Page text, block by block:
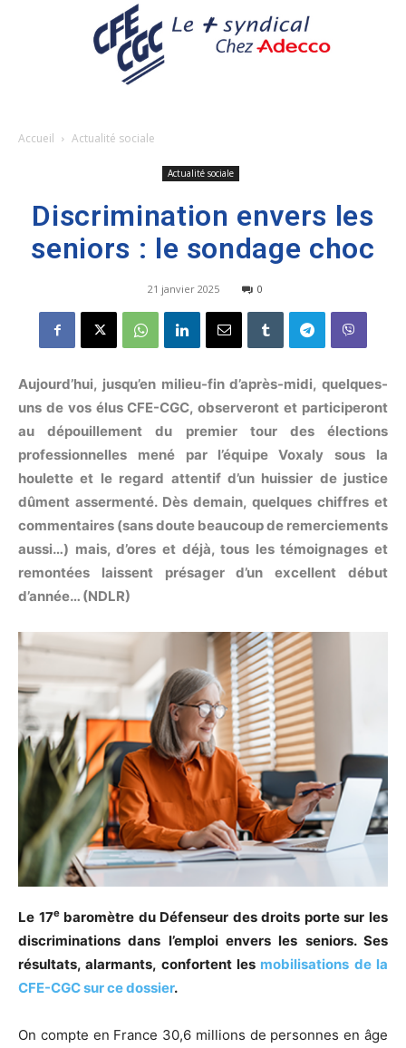
Accueil Actualité sociale
Actualité sociale
Discrimination envers les
seniors : le sondage choc
21 janvier 2025 0
Aujourd’hui, jusqu’en milieu-fin d’après-midi, quelques-
uns de vos élus CFE-CGC, observeront et participeront
au dépouillement du premier tour des élections
professionnelles mené par l’équipe Voxaly sous la
houlette et le regard attentif d’un huissier de justice
dûment assermenté. Dès demain, quelques chiffres et
commentaires (sans doute beaucoup de remerciements
aussi…) mais, d’ores et déjà, tous les témoignages et
remontées laissent présager d’un excellent début
d’année… (NDLR)
Le 17ebaromètre du Défenseur des droits porte sur les
discriminations dans l’emploi envers les seniors. Ses
résultats, alarmants, confortent les mobilisations de la
CFE-CGC sur ce dossier.
On compte en France 30,6 millions de personnes en âge